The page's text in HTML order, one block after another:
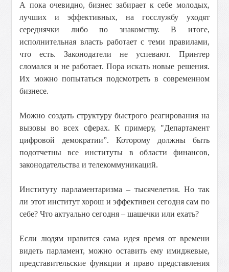
А пока очевидно, бизнес забирает к себе молодых,
лучших и эффективных, на госслужбу уходят
середнячки либо по знакомству. В итоге,
исполнительная власть работает с теми правилами,
что есть. Законодатели не успевают. Принтер
сломался и не работает. Пора искать новые решения.
Их можно попытаться подсмотреть в современном
бизнесе.
Можно создать структуру быстрого реагирования на
вызовы во всех сферах. К примеру, "Департамент
цифровой демократии”. Которому должны быть
подотчетны все институты в области финансов,
законодательства и телекоммуникаций.
Институту парламентаризма – тысячелетия. Но так
ли этот институт хорош и эффективен сегодня сам по
себе? Что актуально сегодня – шашечки или ехать?
Если людям нравится сама идея время от времени
видеть парламент, можно оставить ему имиджевые,
представительские функции и право представления